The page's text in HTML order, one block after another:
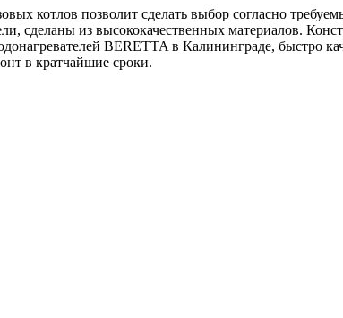
котлов позволит сделать выбор согласно
сделаны из высококачественных материалов.
BERETTA в Калининграде, быстро
в кратчайшие сроки.